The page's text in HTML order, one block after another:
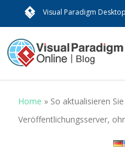
Visual Paradigm Desktop
Home » So aktualisieren
Veröffentlichungsserver,